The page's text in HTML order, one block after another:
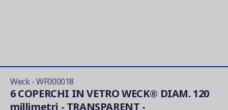
Weck - WF000018
6 COPERCHI IN VETRO WECK® DIAM. 120
millimetri - TRANSPARENT -